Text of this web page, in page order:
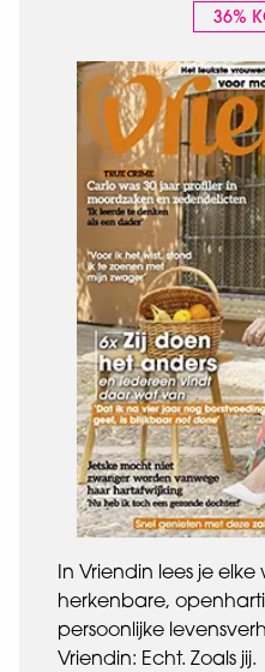
36%
In Vriendin lees je
herkenbare,
persoonlijke
Vriendin: Echt. Zoals jij.